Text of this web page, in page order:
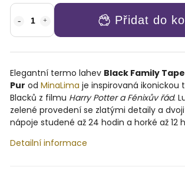
Přidat do
Elegantní termo lahev Black Family
Pur od MinaLima je inspirovaná ikonickou
Blacků z filmu Harry Potter a Fénixův řád.
zelené provedení se zlatými detaily a
nápoje studené až 24 hodin a horké až 12
Detailní informace